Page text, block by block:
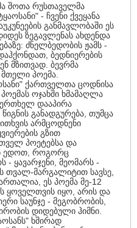
შოთა რუსთაველმა
- ჩვენი ქვეყანა
განმავლობაში ეს
ზეგავლენას ახდენდა
ძნელბედობის ჟამს -
ბედნიერების
მზითვად. ბევრმა
პოემა.
ქართველთა ცოდნისა
ოჯახში ხმამაღლა
დააპირა
განადგურება, თუმცა
არმცოდნენი
გზით
პოეტებსა და
ედოთ, როგორც
- ყავარჯენი, მეომარს -
თვალ-მარგალიტით სავსე,
ეს პოემა მე-12
ყოველთვის იყო, არის და
საუნჯე - მეგობრობის,
დიდებული ჰიმნი.
ხშირად